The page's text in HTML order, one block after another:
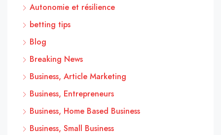
Autonomie et résilience
betting tips
Blog
Breaking News
Business, Article Marketing
Business, Entrepreneurs
Business, Home Based Business
Business, Small Business